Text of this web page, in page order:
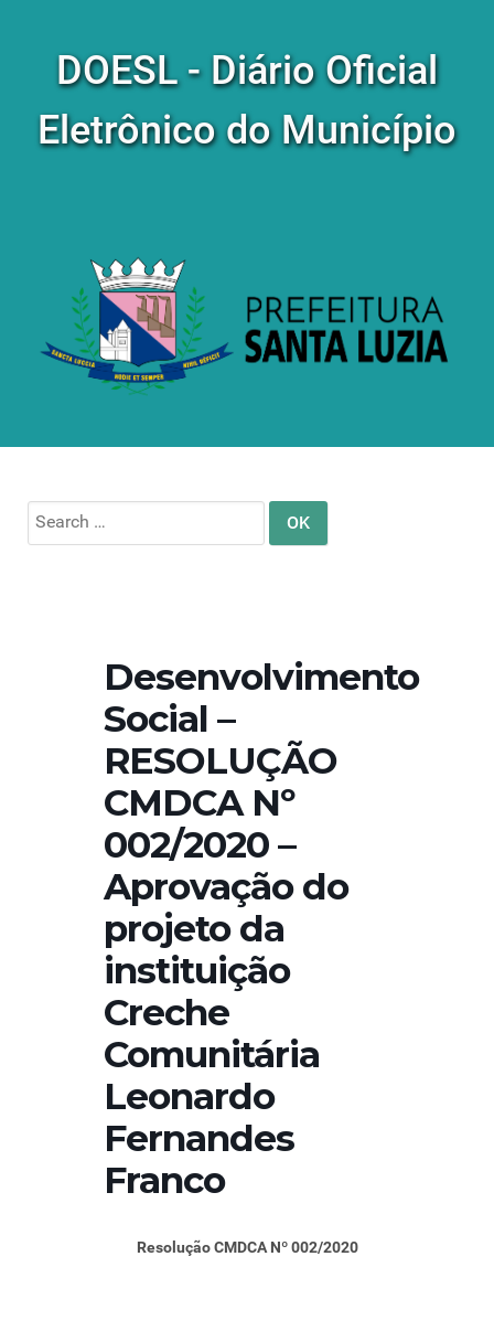
DOESL - Diário Oficial
Eletrônico do Município
Search
for:
Desenvolvimento
Social –
RESOLUÇÃO
CMDCA Nº
002/2020 –
Aprovação do
projeto da
instituição
Creche
Comunitária
Leonardo
Fernandes
Franco
Resolução CMDCA Nº 002/2020